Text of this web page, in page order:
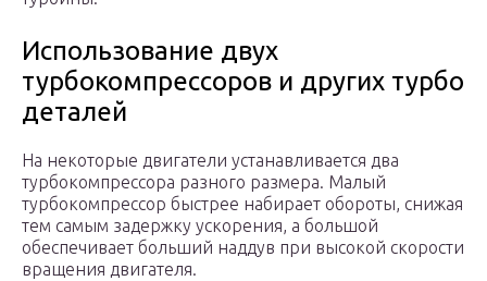
Использование двух
турбокомпрессоров и других турбо
деталей
На некоторые двигатели устанавливается два
турбокомпрессора разного размера. Малый
турбокомпрессор быстрее набирает обороты, снижая
тем самым задержку ускорения, а большой
обеспечивает больший наддув при высокой скорости
вращения двигателя.